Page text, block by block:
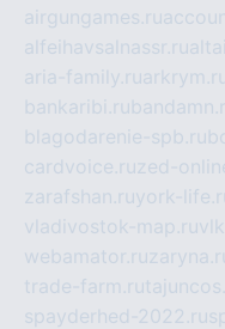
airgungames.ru
alfeihavsalnassr.ru
aria-family.ru
bankaribi.ru
blagodarenie-spb.ru
cardvoice.ruzed-
zarafshan.ruyork-
vladivostok-map.ru
webamator.ru
trade-farm.ru
spayderhed-2022.ru